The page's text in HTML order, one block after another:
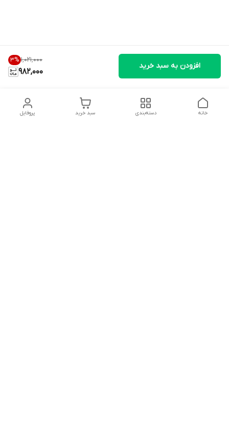
۱٬۰۲۱٬۰۰۰ 3%
982,000
افزودن به سبد خرید
پروفایل سبد خرید دسته‌بندی خانه